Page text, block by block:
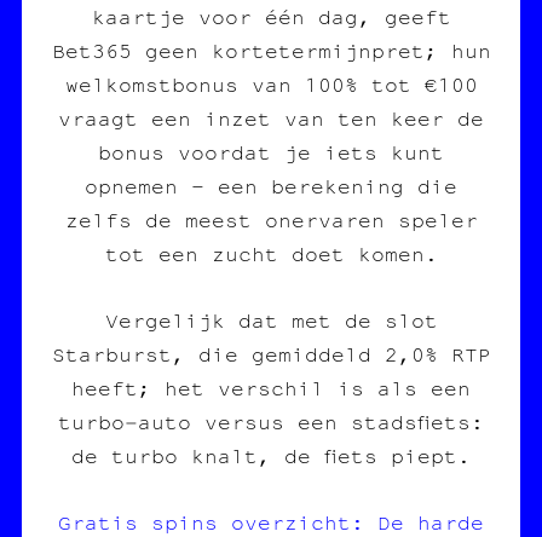
kaartje voor één dag, geeft
Bet365 geen kortetermijnpret; hun
welkomstbonus van 100% tot €100
vraagt een inzet van ten keer de
bonus voordat je iets kunt
opnemen – een berekening die
zelfs de meest onervaren speler
tot een zucht doet komen.
Vergelijk dat met de slot
Starburst, die gemiddeld 2,0% RTP
heeft; het verschil is als een
turbo‑auto versus een stadsfiets:
de turbo knalt, de fiets piept.
Gratis spins overzicht: De harde